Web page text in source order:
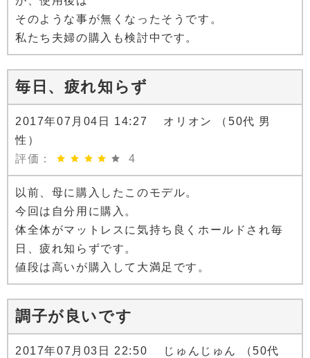
そのような事が無くなったそうです。
私たち夫婦の購入も検討中です。
毎日、疲れ知らず
2017年07月04日 14:27 オリオン （50代 男
性）
評価：
4
以前、母に購入したこのモデル。
今回は自分用に購入。
体全体がマットレスに気持ち良くホールドされ毎
日、疲れ知らずです。
値段は高いが購入して大満足です。
調子が良いです
2017年07月03日 22:50 じゅんじゅん （50代